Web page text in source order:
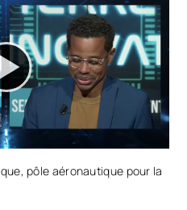
pôle aéronautique pour la